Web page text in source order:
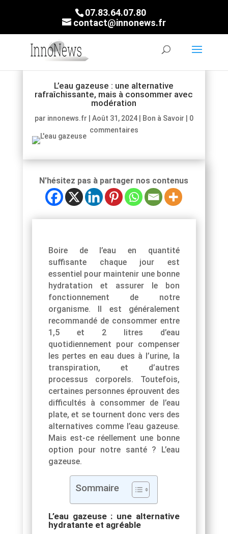
07.83.64.07.80
contact@innonews.fr
L’eau gazeuse : une alternative
rafraîchissante, mais à consommer avec
modération
par innonews.fr Août 31, 2024| Bon à Savoir
0
commentaires
N'hésitez pas à partager nos contenus
Boire de l’eau en quantité
suffisante chaque jour est
essentiel pour maintenir une bonne
hydratation et assurer le bon
fonctionnement de notre
organisme. Il est généralement
recommandé de consommer entre
1,5 et 2 litres d’eau
quotidiennement pour compenser
les pertes en eau dues à l’urine, la
transpiration, et d’autres
processus corporels. Toutefois,
certaines personnes éprouvent des
difficultés à consommer de l’eau
plate, et se tournent donc vers des
alternatives comme l’eau gazeuse.
Mais est-ce réellement une bonne
option pour notre santé ? L’eau
gazeuse.
Sommaire
L’eau gazeuse : une alternative
hydratante et agréable